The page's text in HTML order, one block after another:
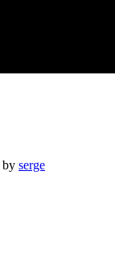
by serge